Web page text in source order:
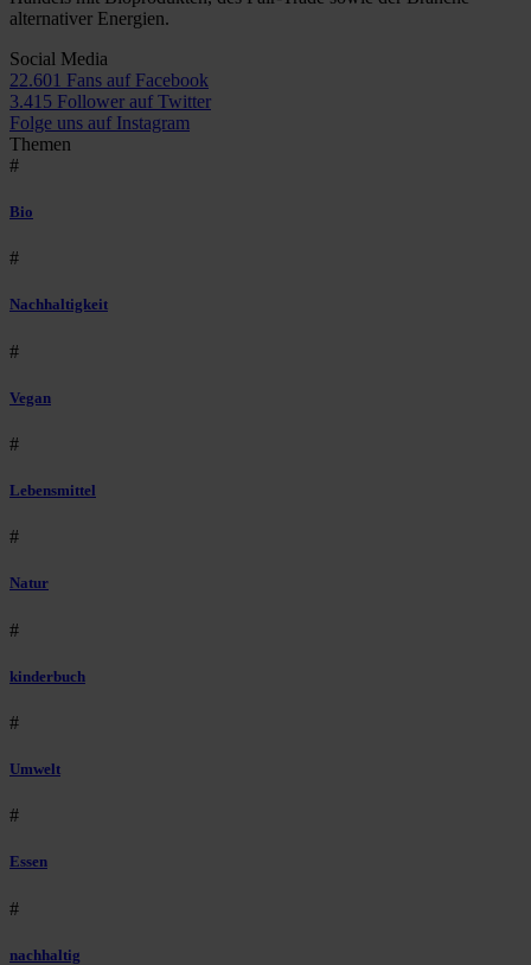
alternativer Energien.
Social Media
22.601 Fans auf Facebook
3.415 Follower auf Twitter
Folge uns auf Instagram
Themen
#
Bio
#
Nachhaltigkeit
#
Vegan
#
Lebensmittel
#
Natur
#
kinderbuch
#
Umwelt
#
Essen
#
nachhaltig